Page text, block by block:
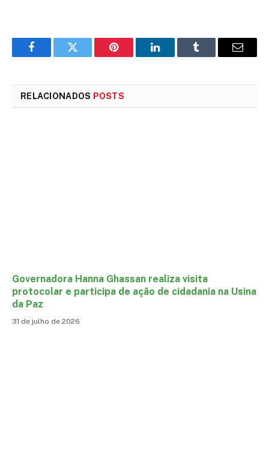
FacebookTwitter Pinterest LinkedInTumblr
E-
RELACIONADOS POSTS
Governadora Hanna Ghassan realiza visita
protocolar e participa de ação de cidadania na Usina
da Paz
31 de julho de 2026